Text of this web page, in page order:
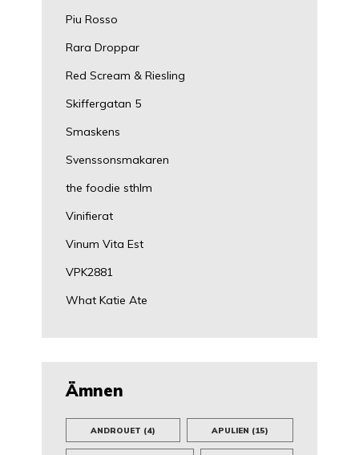
Piu Rosso
Rara Droppar
Red Scream & Riesling
Skiffergatan 5
Smaskens
Svenssonsmakaren
the foodie sthlm
Vinifierat
Vinum Vita Est
VPK2881
What Katie Ate
Ämnen
ANDROUET (4) APULIEN (15)